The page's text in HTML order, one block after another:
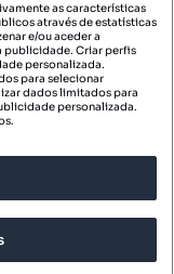
S.A.
as características
através de estatísticas
e/ou aceder a
publicidade. Criar perfis
personalizada.
para selecionar
dados limitados para
personalizada.